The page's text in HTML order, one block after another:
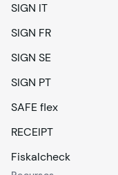
SIGN IT
SIGN FR
SIGN SE
SIGN PT
SAFE flex
RECEIPT
Fiskalcheck